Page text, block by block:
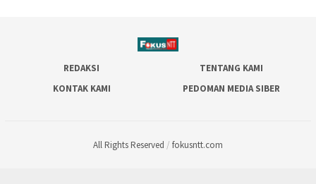
REDAKSI
TENTANG KAMI
KONTAK KAMI
PEDOMAN MEDIA SIBER
All Rights Reserved / fokusntt.com